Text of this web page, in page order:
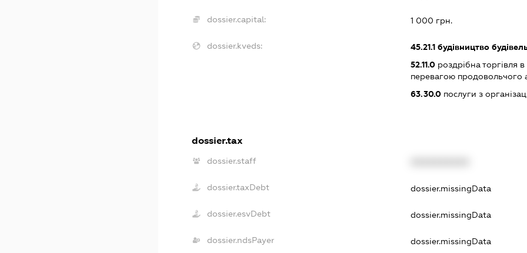
dossier.capital: 1 000 грн.
dossier.kveds: 45.21.1будівництво
52.11.0роздрібна торгівля
перевагою продовольчого
63.30.0послуги з
dossier.tax
dossier.staff
dossier.taxDebt dossier.missingData
dossier.esvDebt dossier.missingData
dossier.ndsPayer dossier.missingData